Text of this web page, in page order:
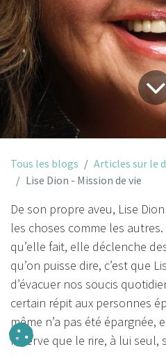
Tous les blogs
Articles sur le
Lise Dion - Mission de vie
De son propre aveu, Lise
les choses comme les
qu’elle fait, elle déclenche
qu’on puisse dire, c’est que
d’évacuer nos soucis
certain répit aux personnes
même n’a pas été épargnée,
réserve que le rire, à lui seul,